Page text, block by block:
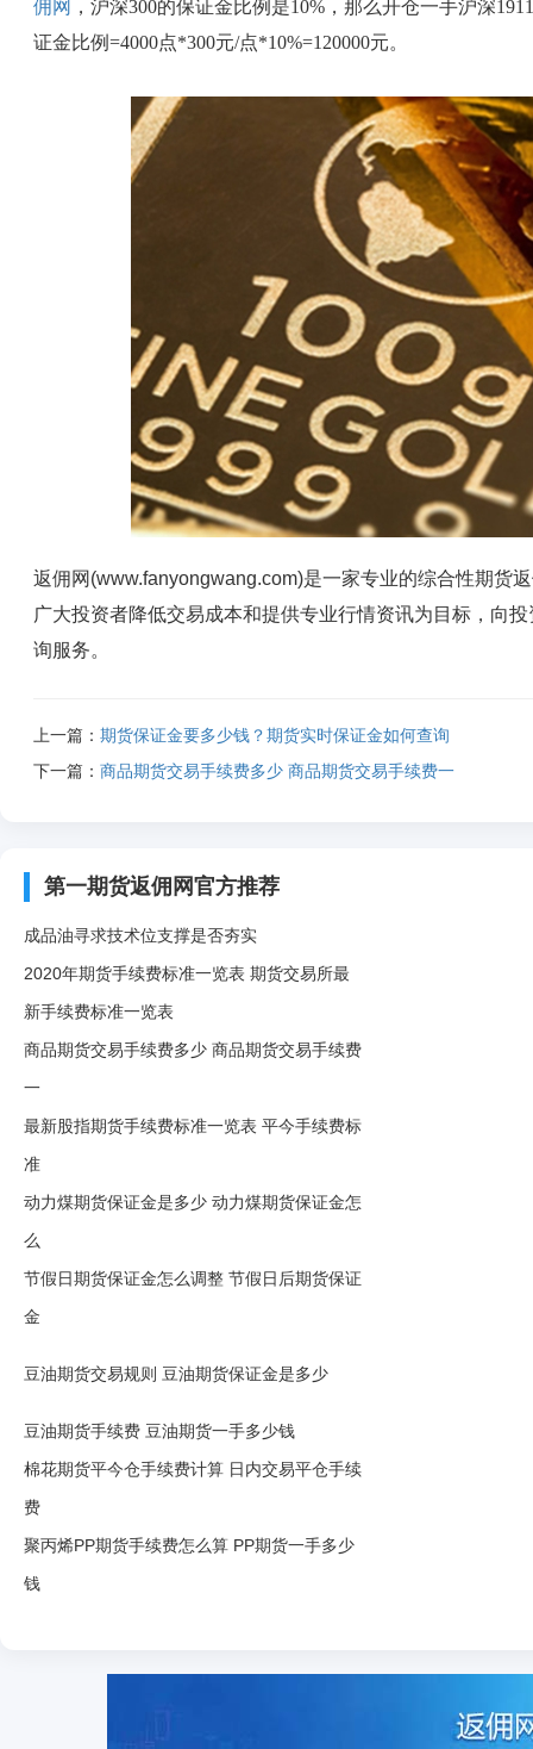
佣网 ，沪深300的保证金比例是10%，那么开仓一手沪深
证金比例=4000点*300元/点*10%=120000元。
返佣网(www.fanyongwang.com)是一家专业的综合性期货
广大投资者降低交易成本和提供专业行情资讯为目标，向
询服务。
上一篇： 期货保证金要多少钱？期货实时保证金如何查询
下一篇： 商品期货交易手续费多少 商品期货交易手续费一
第一期货返佣网官方推荐
成品油寻求技术位支撑是否夯实
2020年期货手续费标准一览表 期货交易所最
新手续费标准一览表
商品期货交易手续费多少 商品期货交易手续费
一
最新股指期货手续费标准一览表 平今手续费标
准
动力煤期货保证金是多少 动力煤期货保证金怎
么
节假日期货保证金怎么调整 节假日后期货保证
金
豆油期货交易规则 豆油期货保证金是多少
豆油期货手续费 豆油期货一手多少钱
棉花期货平今仓手续费计算 日内交易平仓手续
费
聚丙烯PP期货手续费怎么算 PP期货一手多少
钱